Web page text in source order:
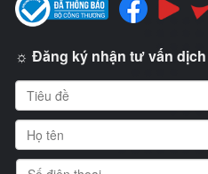
☼ Đăng ký nhận tư vấn